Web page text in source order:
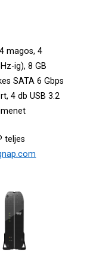
magos, 4
ig), 8 GB
SATA 6 Gbps
4 db USB 3.2
teljes